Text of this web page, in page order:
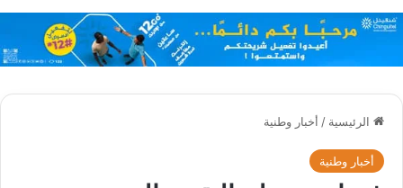
الرئيسية / أخبار وطنية
أخبار وطنية